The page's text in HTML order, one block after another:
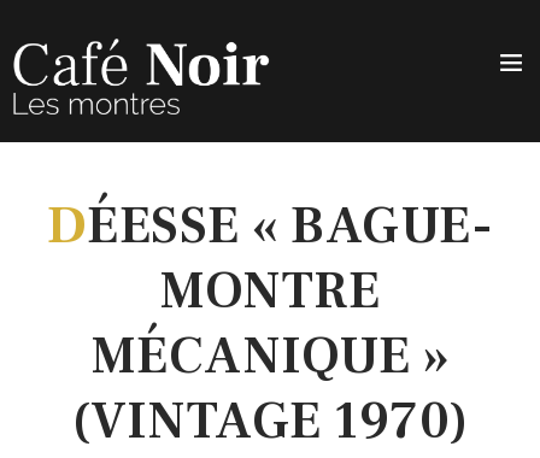
DÉESSE « BAGUE-
MONTRE
MÉCANIQUE »
(VINTAGE 1970)